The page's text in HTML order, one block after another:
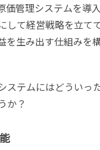
価管理システムを導入
して経営戦略を立て
を生み出す仕組みを
ステムにはどういっ
か？